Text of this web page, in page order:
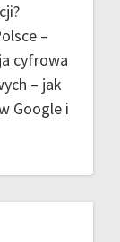
–
cyfrowa
– jak
Google i